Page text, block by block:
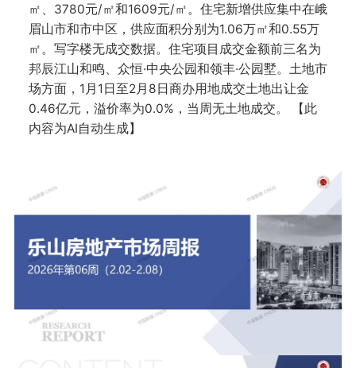
㎡、3780元/㎡和1609元/㎡。住宅新增供应集中在峨
眉山市和市中区，供应面积分别为1.06万㎡和0.55万
㎡。写字楼无成交数据。住宅项目成交金额前三名为
邦辰江山和鸣、众恒·中央公园和领丰·公园墅。土地市
场方面，1月1日至2月8日商办用地成交土地出让金
0.46亿元，溢价率为0.0%，当周无土地成交。 【此
内容为AI自动生成】